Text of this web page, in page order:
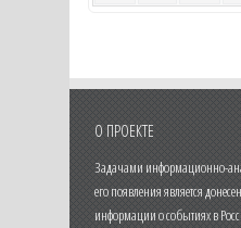
О ПРОЕКТЕ
Задачами информационно-
его появления является
информации о событиях в